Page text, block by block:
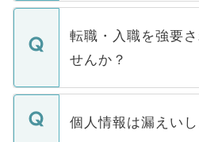
ます。通常、5営業日
いただきますので、
マイナビDOCTORで
うち約3割は、Webサ
けない「非公開求人
下記の理由によって
ません。
■応募殺到を避けるた
転職・入職を強要
せんか？
転職・入職を強要す
ん。また、仮に応募
個人情報は漏えい